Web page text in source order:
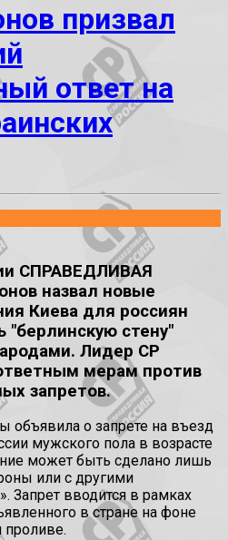
призвал
ответ на
СПРАВЕДЛИВАЯ
назвал новые
Киева для россиян
"берлинскую стену"
Лидер СР
мерам против
запретов.
объявила о запрете на въезд
мужского пола в возрасте
может быть сделано лишь
или с другими
Запрет вводится в рамках
в стране на фоне
проливе.